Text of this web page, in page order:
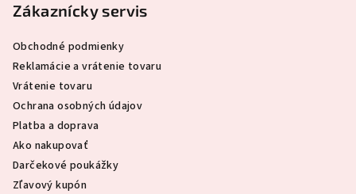
Zákaznícky servis
Obchodné podmienky
Reklamácie a vrátenie tovaru
Vrátenie tovaru
Ochrana osobných údajov
Platba a doprava
Ako nakupovať
Darčekové poukážky
Zľavový kupón